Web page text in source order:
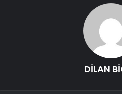
DİLAN